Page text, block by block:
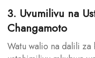
3. Uvumilivu na
Changamoto
Watu walio na dalili za